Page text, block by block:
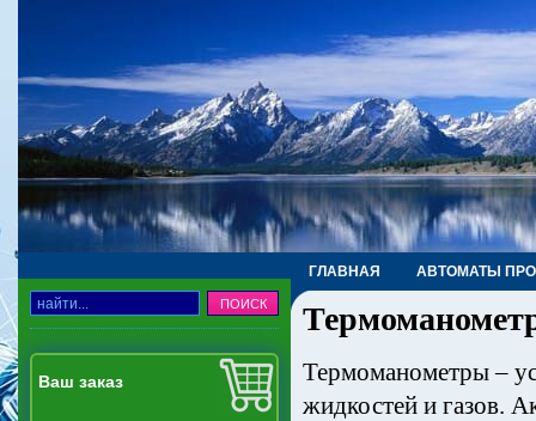
ГЛАВНАЯ АВТОМАТЫ
ТРУБЫ, ФИТИНГИ, КРАНЫ
Ваш заказ
Термоманометры –
жидкостей и газов.